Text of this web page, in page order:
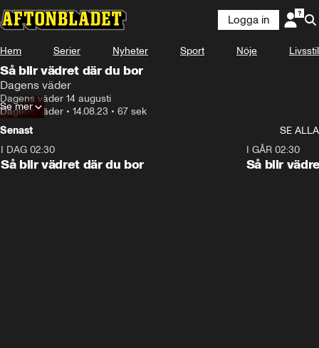
Logga in
Hem Serier Nyheter Sport Nöje Livsstil
Så blir vädret där du bor
Dagens väder
Dagens väder 14 augusti
Dagens väder • 14.08.23 • 67 sek
Se mer
Senast
SE ALLA
I DAG 02:30
Så blir vädret där du bor
I GÅR 02:30
Så blir